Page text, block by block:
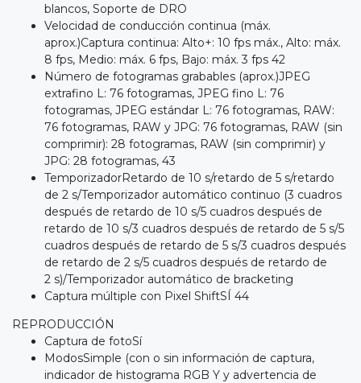
blancos, Soporte de DRO
Velocidad de conducción continua (máx.
aprox.)Captura continua: Alto+: 10 fps máx., Alto: máx.
8 fps, Medio: máx. 6 fps, Bajo: máx. 3 fps 42
Número de fotogramas grabables (aprox.)JPEG
extrafino L: 76 fotogramas, JPEG fino L: 76
fotogramas, JPEG estándar L: 76 fotogramas, RAW:
76 fotogramas, RAW y JPG: 76 fotogramas, RAW (sin
comprimir): 28 fotogramas, RAW (sin comprimir) y
JPG: 28 fotogramas, 43
TemporizadorRetardo de 10 s/retardo de 5 s/retardo
de 2 s/Temporizador automático continuo (3 cuadros
después de retardo de 10 s/5 cuadros después de
retardo de 10 s/3 cuadros después de retardo de 5 s/5
cuadros después de retardo de 5 s/3 cuadros después
de retardo de 2 s/5 cuadros después de retardo de
2 s)/Temporizador automático de bracketing
Captura múltiple con Pixel ShiftSÍ 44
REPRODUCCIÓN
Captura de fotoSí
ModosSimple (con o sin información de captura,
indicador de histograma RGB Y y advertencia de